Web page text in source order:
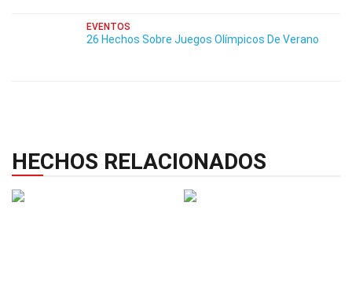
EVENTOS
26 Hechos Sobre Juegos Olímpicos De Verano
HECHOS RELACIONADOS